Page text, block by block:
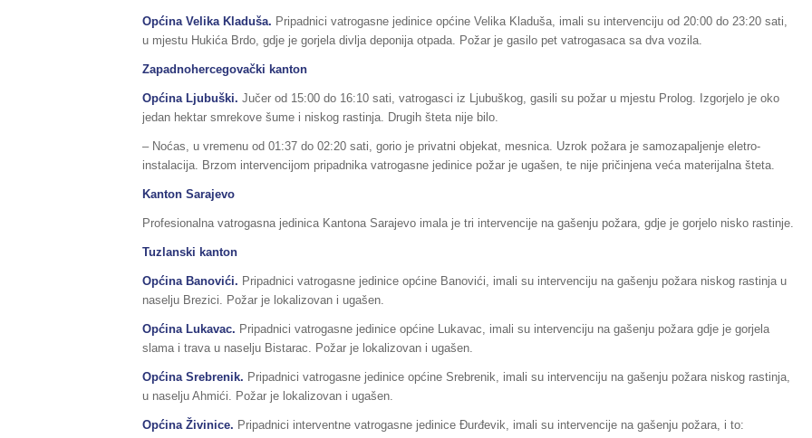
Općina Velika Kladuša. Pripadnici vatrogasne jedinice općine Velika Kladuša, imali su intervenciju od 20:00 do 23:20 sati,
u mjestu Hukića Brdo, gdje je gorjela divlja deponija otpada. Požar je gasilo pet vatrogasaca sa dva vozila.
Zapadnohercegovački kanton
Općina Ljubuški. Jučer od 15:00 do 16:10 sati, vatrogasci iz Ljubuškog, gasili su požar u mjestu Prolog. Izgorjelo je oko
jedan hektar smrekove šume i niskog rastinja. Drugih šteta nije bilo.
– Noćas, u vremenu od 01:37 do 02:20 sati, gorio je privatni objekat, mesnica. Uzrok požara je samozapaljenje eletro-
instalacija. Brzom intervencijom pripadnika vatrogasne jedinice požar je ugašen, te nije pričinjena veća materijalna šteta.
Kanton Sarajevo
Profesionalna vatrogasna jedinica Kantona Sarajevo imala je tri intervencije na gašenju požara, gdje je gorjelo nisko rastinje.
Tuzlanski kanton
Općina Banovići. Pripadnici vatrogasne jedinice općine Banovići, imali su intervenciju na gašenju požara niskog rastinja u
naselju Brezici. Požar je lokalizovan i ugašen.
Općina Lukavac. Pripadnici vatrogasne jedinice općine Lukavac, imali su intervenciju na gašenju požara gdje je gorjela
slama i trava u naselju Bistarac. Požar je lokalizovan i ugašen.
Općina Srebrenik. Pripadnici vatrogasne jedinice općine Srebrenik, imali su intervenciju na gašenju požara niskog rastinja,
u naselju Ahmići. Požar je lokalizovan i ugašen.
Općina Živinice. Pripadnici interventne vatrogasne jedinice Đurđevik, imali su intervencije na gašenju požara, i to: